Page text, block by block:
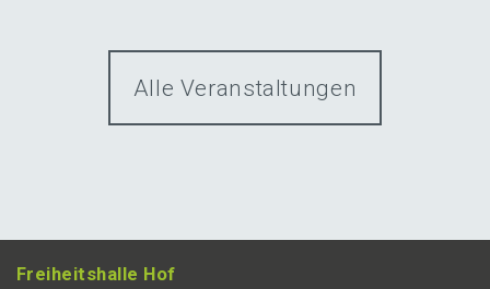
Alle Veranstaltungen
Freiheits­hal­le Hof